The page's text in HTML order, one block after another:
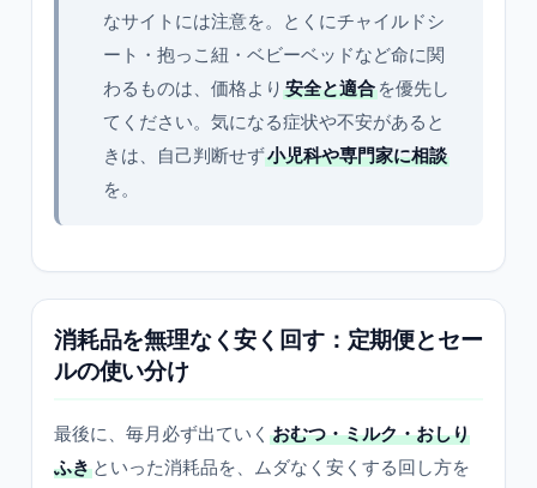
なサイトには注意を。とくにチャイルドシ
ート・抱っこ紐・ベビーベッドなど命に関
わるものは、価格より 安全と適合 を優先し
てください。気になる症状や不安があると
きは、自己判断せず小児科や専門家に相談
を。
消耗品を無理なく安く回す：定期便とセー
ルの使い分け
最後に、毎月必ず出ていく おむつ・ミルク・おしり
ふき といった消耗品を、ムダなく安くする回し方を